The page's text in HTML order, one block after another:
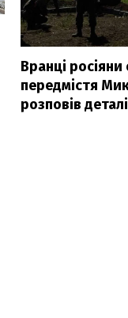
Вранці росіяни
передмістя
розповів деталі